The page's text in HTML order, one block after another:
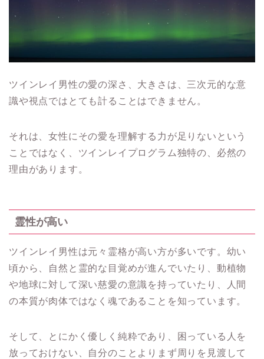
ツインレイ男性の愛の深さ、大きさは、三次元的な意
識や視点ではとても計ることはできません。
それは、女性にその愛を理解する力が足りないという
ことではなく、ツインレイプログラム独特の、必然の
理由があります。
霊性が高い
ツインレイ男性は元々霊格が高い方が多いです。幼い
頃から、自然と霊的な目覚めが進んでいたり、動植物
や地球に対して深い慈愛の意識を持っていたり、人間
の本質が肉体ではなく魂であることを知っています。
そして、とにかく優しく純粋であり、困っている人を
放っておけない、自分のことよりまず周りを見渡して